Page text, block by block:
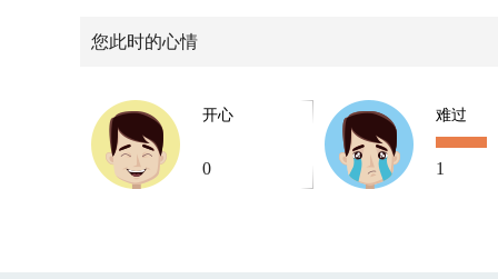
您此时的心情
开心
0
难过
1